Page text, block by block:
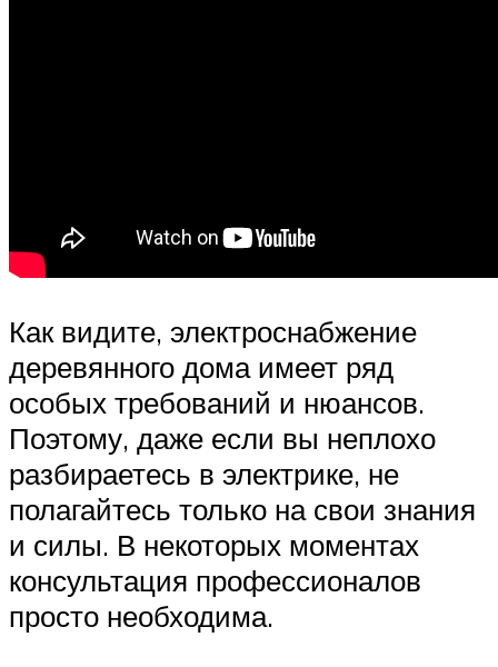
Как видите, электроснабжение
деревянного дома имеет ряд
особых требований и нюансов.
Поэтому, даже если вы неплохо
разбираетесь в электрике, не
полагайтесь только на свои знания
и силы. В некоторых моментах
консультация профессионалов
просто необходима.